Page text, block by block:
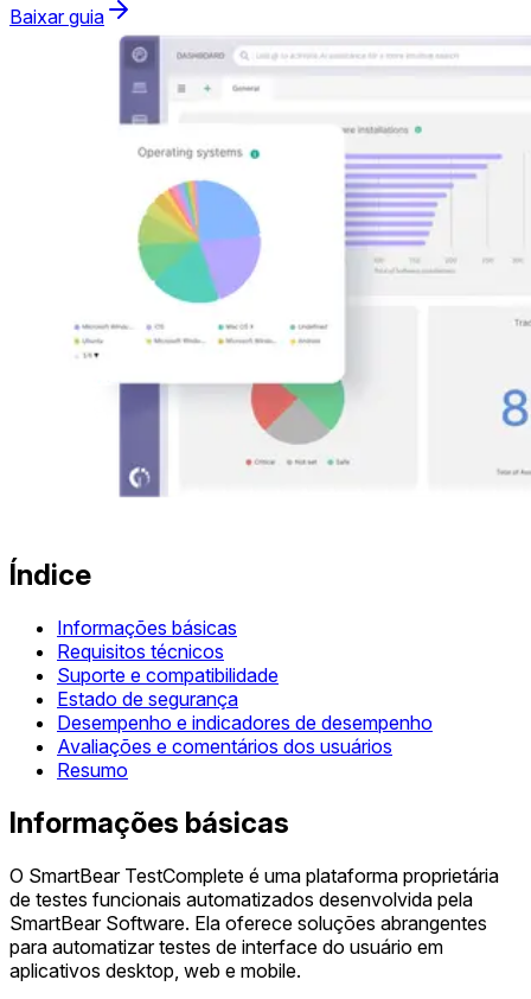
Baixar guia
Índice
Informações básicas
Requisitos técnicos
Suporte e compatibilidade
Estado de segurança
Desempenho e indicadores de desempenho
Avaliações e comentários dos usuários
Resumo
Informações básicas
O SmartBear TestComplete é uma plataforma proprietária
de testes funcionais automatizados desenvolvida pela
SmartBear Software. Ela oferece soluções abrangentes
para automatizar testes de interface do usuário em
aplicativos desktop, web e mobile.